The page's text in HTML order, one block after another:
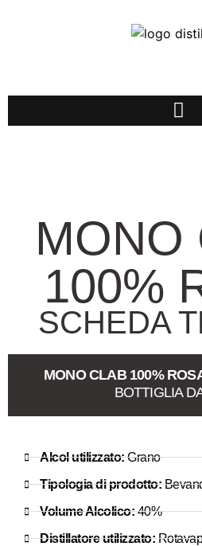
MONO
100%
SCHEDA
MONO CLAB 100%
BOTTIGLIA
Alcol utilizzato:Grano
Tipologia di prodotto:
Volume Alcolico:40%
Distillatore utilizzato: